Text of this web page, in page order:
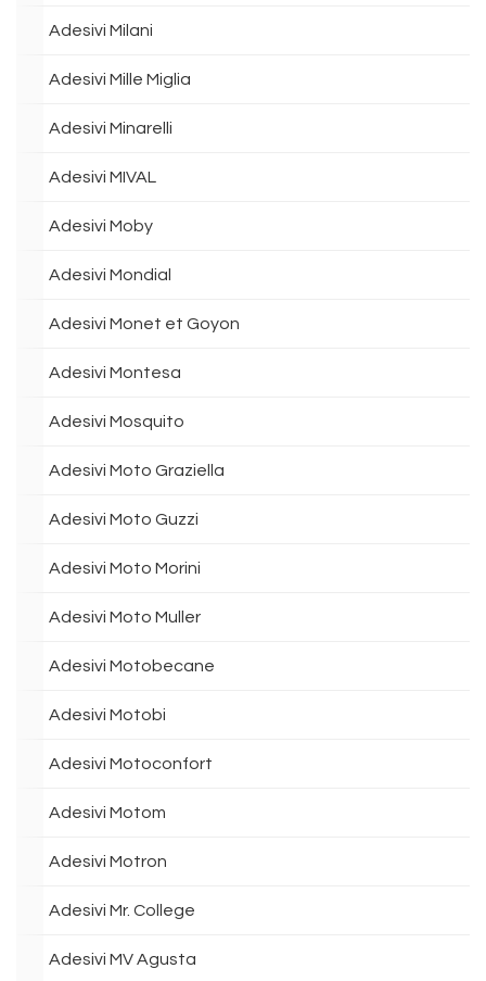
Adesivi Milani
Adesivi Mille Miglia
Adesivi Minarelli
Adesivi MIVAL
Adesivi Moby
Adesivi Mondial
Adesivi Monet et Goyon
Adesivi Montesa
Adesivi Mosquito
Adesivi Moto Graziella
Adesivi Moto Guzzi
Adesivi Moto Morini
Adesivi Moto Muller
Adesivi Motobecane
Adesivi Motobi
Adesivi Motoconfort
Adesivi Motom
Adesivi Motron
Adesivi Mr. College
Adesivi MV Agusta